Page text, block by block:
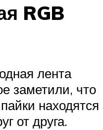
RGB
лента
заметили, что
находятся
от друга.